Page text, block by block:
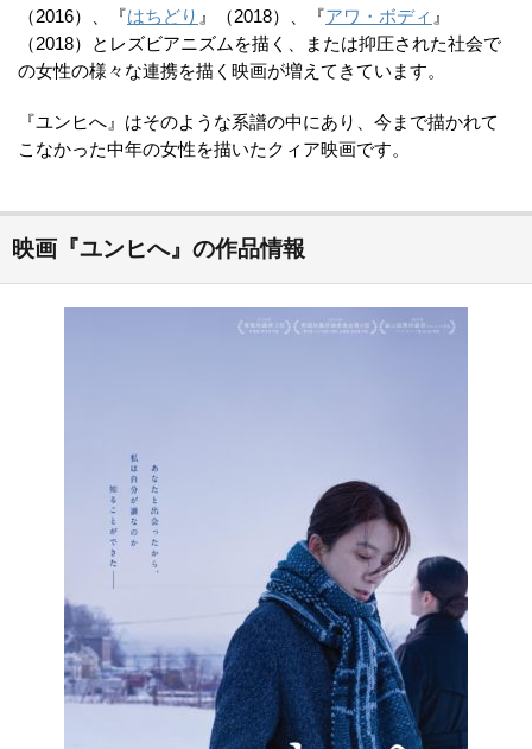
（2016）、『はちどり 』（2018）、『アワ・ボディ 』
（2018）とレズビアニズムを描く、または抑圧された社会で
の女性の様々な連携を描く映画が増えてきています。
『ユンヒへ』はそのような系譜の中にあり、今まで描かれて
こなかった中年の女性を描いたクィア映画です。
映画『ユンヒへ』の作品情報